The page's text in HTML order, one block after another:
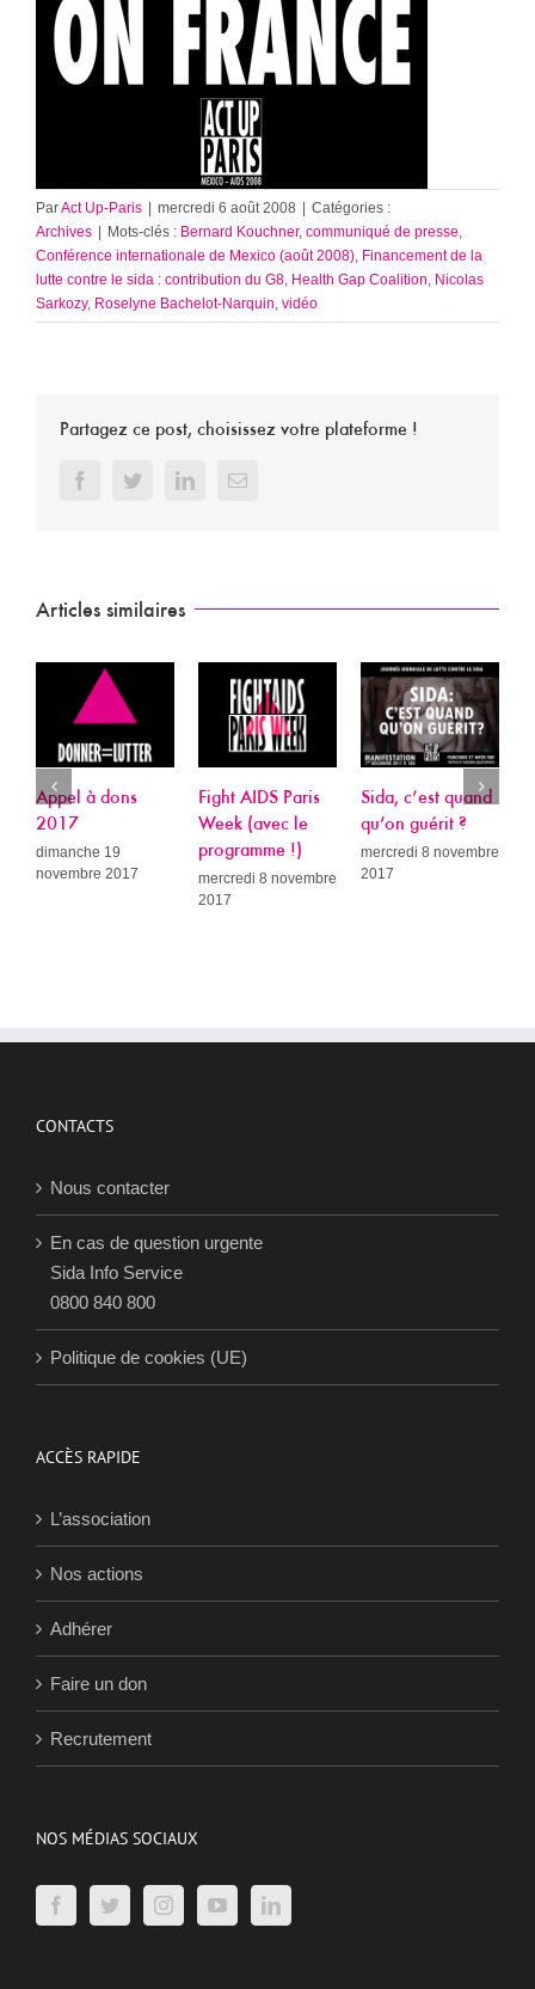
ParAct Up-Paris | mercredi 6 août 2008 | Catégories :
Archives | Mots-clés : Bernard Kouchner, communiqué de presse
Conférence internationale de Mexico (août 2008) Financement de la
lutte contre le sida : contribution du G8 Health Gap Coalition Nicolas
Sarkozy, Roselyne Bachelot-Narquin vidéo
Partagez ce post, choisissez votre plateforme !
FacebookTwitterLinkedInEmail
Articles similaires
à dons
19
2017
Fight AIDS Paris
Week (avec le
programme !)
mercredi 8 novembre
Sida, c’est quand
qu’on guérit ?
mercredi 8 novembre
2017
Plainte
CONTACTS
Nous contacter
En cas de question urgente
Sida Info Service
0800 840 800
ACCÈS RAPIDE
L’association
Nos actions
Adhérer
Faire un don
NOS MÉDIAS SOCIAUX